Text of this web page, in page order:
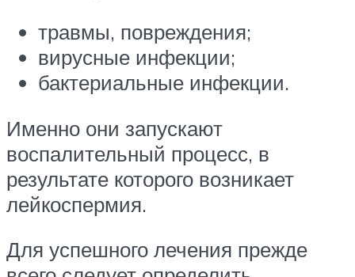
травмы, повреждения;
вирусные инфекции;
бактериальные инфекции.
Именно они запускают
воспалительный процесс, в
результате которого возникает
лейкоспермия.
Для успешного лечения прежде